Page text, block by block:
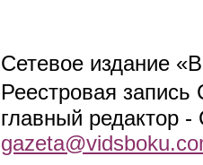
Сетевое издание
Реестровая
главный редактор